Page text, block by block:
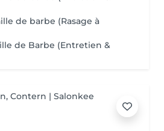
de barbe (Rasage à
de Barbe (Entretien &